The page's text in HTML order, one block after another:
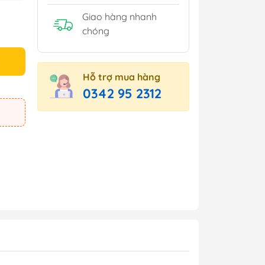
Giao hàng nhanh
chóng
Hỗ trợ mua hàng
0342 95 2312